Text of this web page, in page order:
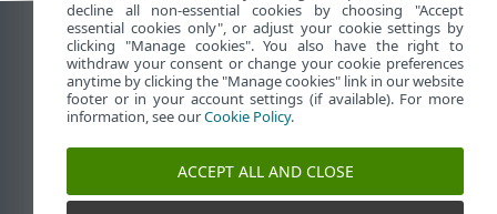
Wyświetl witrynę internetową dla
komputerów
End of Life
Baza wiedzy ESET
Forum ESET
ESET Status Portal
decline all non-essential cookies by choosing "Accept
essential cookies only", or adjust your cookie settings by
clicking "Manage cookies". You also have the right to
withdraw your consent or change your cookie preferences
anytime by clicking the "Manage cookies" link in our website
footer or in your account settings (if available). For more
information, see ourCookie Policy.
ACCEPT ALL AND CLOSE